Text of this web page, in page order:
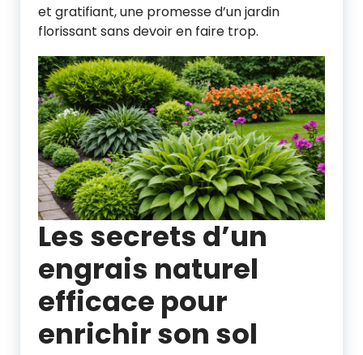
et gratifiant, une promesse d’un jardin
florissant sans devoir en faire trop.
Les secrets d’un
engrais naturel
efficace pour
enrichir son sol